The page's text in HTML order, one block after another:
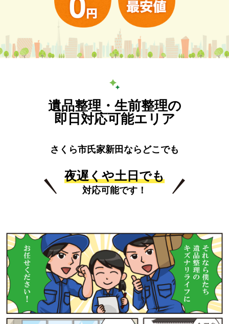
遺品整理・生前整理の
即日対応可能エリア
さくら市氏家新田ならどこでも
夜遅くや土日でも
対応可能です！